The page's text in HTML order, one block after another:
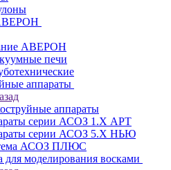
АВЕРОН
печи
аппараты
аппараты
серии АСОЗ 1.Х АРТ
серии АСОЗ 5.Х НЬЮ
АСОЗ ПЛЮС
для моделирования восками